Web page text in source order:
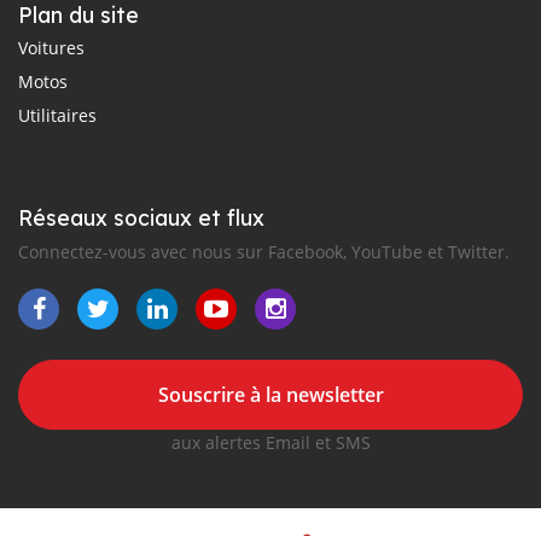
Plan du site
Voitures
Motos
Utilitaires
Réseaux sociaux et flux
Connectez-vous avec nous sur Facebook, YouTube et Twitter.
Souscrire à la newsletter
aux alertes Email et SMS